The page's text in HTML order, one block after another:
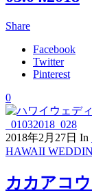
Share
Facebook
Twitter
Pinterest
0
2018年2月27日 In
HAWAII
カカアコ